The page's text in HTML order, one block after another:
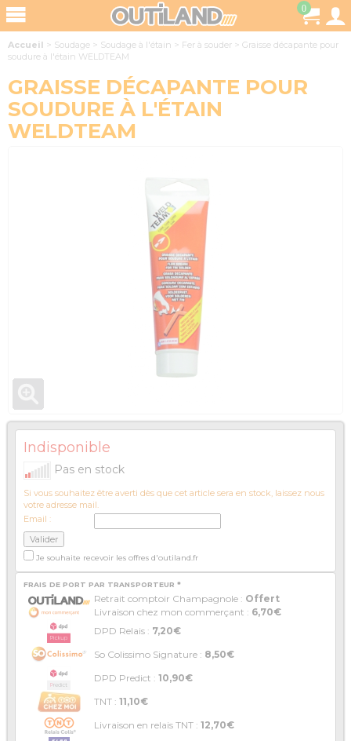
0
Accueil > Soudage > Soudage à l'étain > Fer à souder > Graisse décapante pour
soudure à l'étain WELDTEAM
GRAISSE DÉCAPANTE POUR
SOUDURE À L'ÉTAIN
WELDTEAM
Indisponible
Pas en stock
Si vous souhaitez être averti dès que cet article sera en stock, laissez nous
votre adresse mail.
Email :
Je souhaite recevoir les offres d'outiland.fr
FRAIS DE PORT PAR TRANSPORTEUR *
Retrait comptoir Champagnole : Offert
Livraison chez mon commerçant : 6,70€
DPD Relais : 7,20€
So Colissimo Signature : 8,50€
DPD Predict : 10,90€
TNT : 11,10€
Livraison en relais TNT : 12,70€